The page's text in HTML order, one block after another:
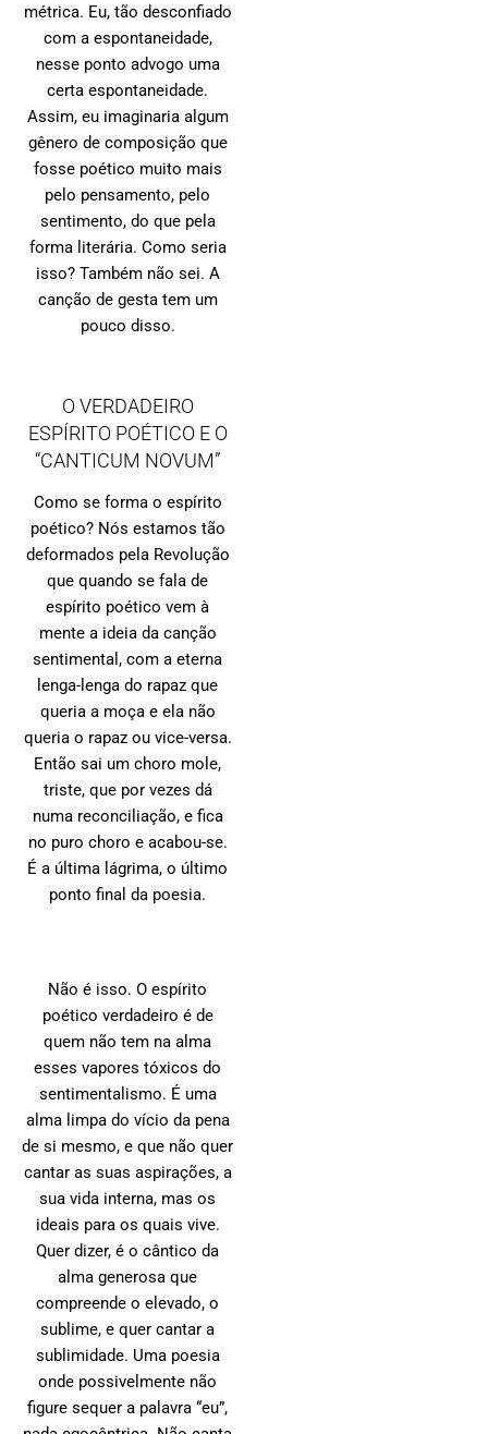
métrica. Eu, tão desconfiado
com a espontaneidade,
nesse ponto advogo uma
certa espontaneidade.
Assim, eu imaginaria algum
gênero de composição que
fosse poético muito mais
pelo pensamento, pelo
sentimento, do que pela
forma literária. Como seria
isso? Também não sei. A
canção de gesta tem um
pouco disso.
O VERDADEIRO
ESPÍRITO POÉTICO E O
“CANTICUM NOVUM”
Como se forma o espírito
poético? Nós estamos tão
deformados pela Revolução
que quando se fala de
espírito poético vem à
mente a ideia da canção
sentimental, com a eterna
lenga-lenga do rapaz que
queria a moça e ela não
queria o rapaz ou vice-versa.
Então sai um choro mole,
triste, que por vezes dá
numa reconciliação, e fica
no puro choro e acabou-se.
É a última lágrima, o último
ponto final da poesia.
Não é isso. O espírito
poético verdadeiro é de
quem não tem na alma
esses vapores tóxicos do
sentimentalismo. É uma
alma limpa do vício da pena
de si mesmo, e que não quer
cantar as suas aspirações, a
sua vida interna, mas os
ideais para os quais vive.
Quer dizer, é o cântico da
alma generosa que
compreende o elevado, o
sublime, e quer cantar a
sublimidade. Uma poesia
onde possivelmente não
figure sequer a palavra “eu”,